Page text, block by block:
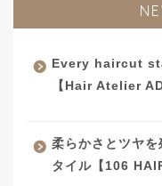
Every haircut
【Hair Atelier
柔らかさとツヤ
タイル【106